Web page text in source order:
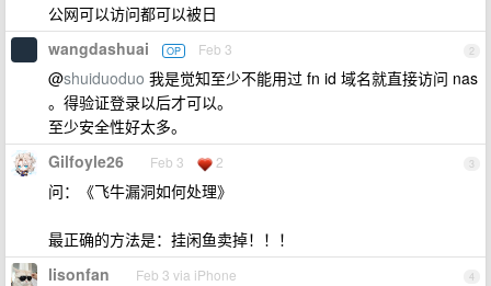
公网可以访问都可以被日
2
wangdashuai OP Feb 3
@shuiduoduo 我是觉知至少不能用过 fn id 域名就直接访问 nas
。得验证登录以后才可以。
至少安全性好太多。
3
Gilfoyle26 Feb 3 2
问：《飞牛漏洞如何处理》
最正确的方法是：挂闲鱼卖掉！！！
4
lisonfan Feb 3 via iPhone